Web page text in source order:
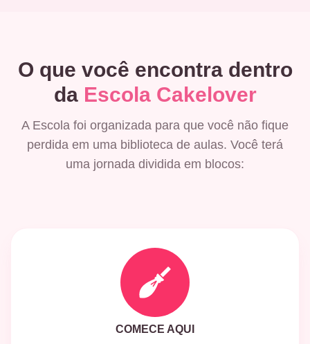
O que você encontra dentro
da Escola Cakelover
A Escola foi organizada para que você não fique
perdida em uma biblioteca de aulas. Você terá
uma jornada dividida em blocos:
COMECE AQUI